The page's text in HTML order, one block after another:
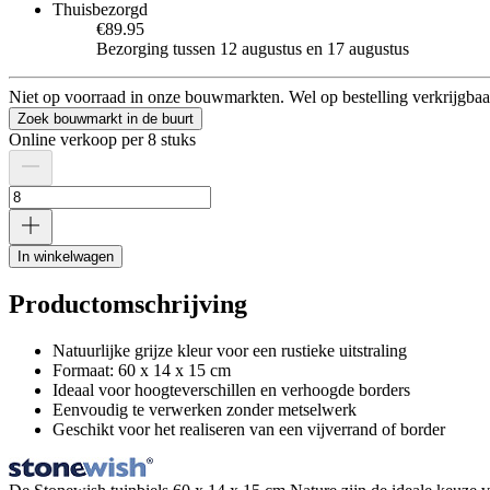
Thuisbezorgd
€89.95
Bezorging tussen 12 augustus en 17 augustus
Niet op voorraad in onze bouwmarkten. Wel op bestelling
Zoek bouwmarkt in de buurt
Online verkoop per 8 stuks
In winkelwagen
Productomschrijving
Natuurlijke grijze kleur voor een rustieke uitstraling
Formaat: 60 x 14 x 15 cm
Ideaal voor hoogteverschillen en verhoogde borders
Eenvoudig te verwerken zonder metselwerk
Geschikt voor het realiseren van een vijverrand of border